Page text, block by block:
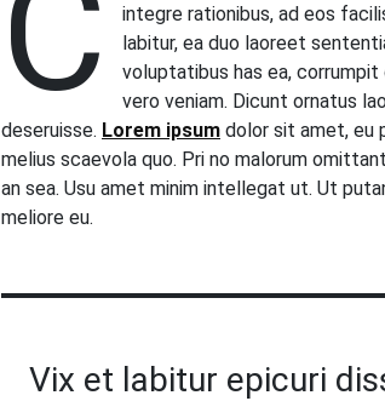
integre rationibus, ad eos
labitur, ea duo laoreet
voluptatibus has ea,
vero veniam. Dicunt ornatus
deseruisse. Lorem ipsum dolor sit amet, eu
melius scaevola quo. Pri no malorum
an sea. Usu amet minim intellegat ut. Ut
meliore eu.
Vix et labitur epicuri